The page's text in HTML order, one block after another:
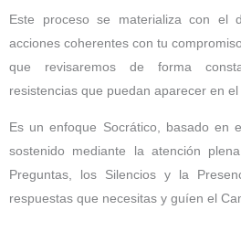
Este proceso se materializa con el
acciones coherentes con tu
que revisaremos de forma
resistencias que puedan aparecer en el
Es un enfoque Socrático, basado en
sostenido mediante la atención
Preguntas, los Silencios y la
respuestas que necesitas y guíen el